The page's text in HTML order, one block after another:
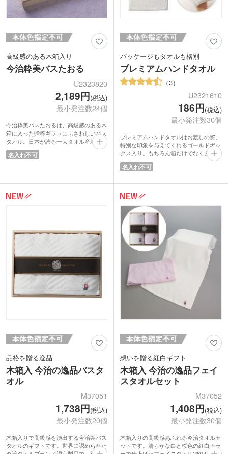
高級感のある木箱入り
今治粋美バスたおる
U2323820
2,189円(税込)
最小発注数24個
今治粋美バスたおるは、高級感のある木
箱に入った贈答ギフトにふさわしいバス
タオル。日本が誇る一大タオル産地の今
治でつくられる確かな逸品です。軽やか
な厚みで日常使いに最適。「粋美(すい
優れた吸水性と肌触りの良さで人気の今
たなスタートを迎えるお客様へのプレゼ
名入れ不可
パッケージもタオルも格別
プレミアムハンドタオル
3
U2321610
186円(税込)
最小発注数30個
プレミアムハンドタオルはお渡しの際、
特別な印象を与えてくれるゴールドボッ
クス入り。もちろん箱だけでなくタオル
もプレミアム。吸水性に優れたふわっと
優しい極上の肌触りです。
して最適。イベントや住宅展示場での来
場記念や来店特典にいかがでしょうか。
名入れ不可
品格を贈る逸品
木箱入 今治の逸品バスタ
オル
M37051
1,738円(税込)
最小発注数20個
木箱入りで高級感を演出する今治製バス
タオルのギフトです。世界に認められた
想いを贈る紅白ギフト
木箱入 今治の逸品フェイ
スタオルセット
M37052
1,408円(税込)
最小発注数30個
木箱入りの高級感あふれる今治タオルセ
ットです。清らかな白と桜色の紅白カラ